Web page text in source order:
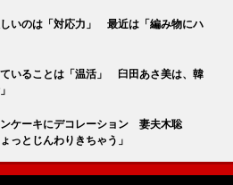
いのは「対応力」 最近は「編み物にハ
いることは「温活」 臼田あさ美は、韓
ケーキにデコレーション 妻夫木聡
っとじんわりきちゃう」